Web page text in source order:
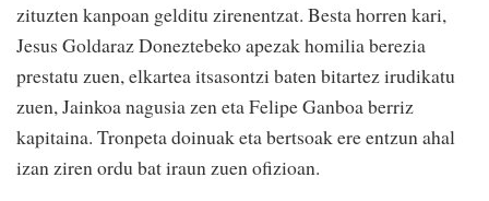
zituzten kanpoan gelditu zirenentzat. Besta horren kari,
Jesus Goldaraz Doneztebeko apezak homilia berezia
prestatu zuen, elkartea itsasontzi baten bitartez irudikatu
zuen, Jainkoa nagusia zen eta Felipe Ganboa berriz
kapitaina. Tronpeta doinuak eta bertsoak ere entzun ahal
izan ziren ordu bat iraun zuen ofizioan.